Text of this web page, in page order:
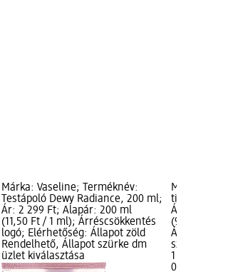
Márka: Vaseline; Terméknév:
Testápoló Dewy Radiance, 200 ml;
Ár: 2 299 Ft; Alapár: 200 ml
(11,50 Ft / 1 ml); Árréscsökkentés
logó; Elérhetőség: Állapot zöld
Rendelhető, Állapot szürke dm
üzlet kiválasztása
Márka:
tisztító rúd
Ár: 1 449
(9 660,00
Állapot
szürke dm
1 449 Ft
0,15 kg (9